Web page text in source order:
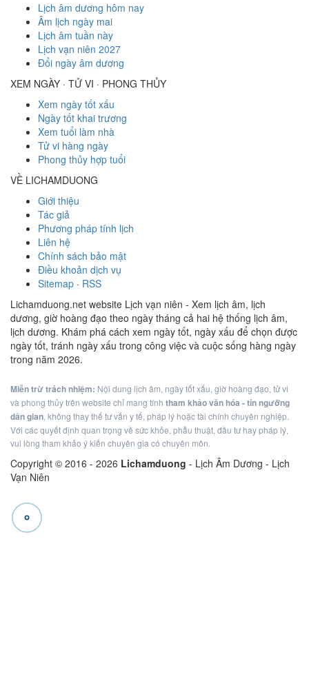
Lịch âm dương hôm nay
Âm lịch ngày mai
Lịch âm tuần này
Lịch vạn niên 2027
Đổi ngày âm dương
XEM NGÀY · TỬ VI · PHONG THỦY
Xem ngày tốt xấu
Ngày tốt khai trương
Xem tuổi làm nhà
Tử vi hàng ngày
Phong thủy hợp tuổi
VỀ LICHAMDUONG
Giới thiệu
Tác giả
Phương pháp tính lịch
Liên hệ
Chính sách bảo mật
Điều khoản dịch vụ
Sitemap · RSS
Lichamduong.net website Lịch vạn niên - Xem lịch âm, lịch
dương, giờ hoàng đạo theo ngày tháng cả hai hệ thống lịch âm,
lịch dương. Khám phá cách xem ngày tốt, ngày xấu để chọn được
ngày tốt, tránh ngày xấu trong công việc và cuộc sống hàng ngày
trong năm 2026.
Miễn trừ trách nhiệm: Nội dung lịch âm, ngày tốt xấu, giờ hoàng đạo, tử vi
và phong thủy trên website chỉ mang tính tham khảo văn hóa - tín ngưỡng
dân gian, không thay thế tư vấn y tế, pháp lý hoặc tài chính chuyên nghiệp.
Với các quyết định quan trọng về sức khỏe, phẫu thuật, đầu tư hay pháp lý,
vui lòng tham khảo ý kiến chuyên gia có chuyên môn.
Copyright © 2016 - 2026 Lichamduong - Lịch Âm Dương - Lịch
Vạn Niên